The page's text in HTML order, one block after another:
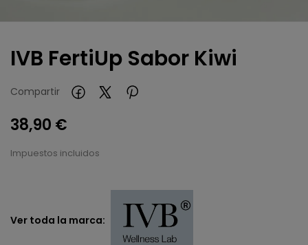
IVB FertiUp Sabor Kiwi
Compartir
38,90 €
Impuestos incluidos
Ver toda la marca: